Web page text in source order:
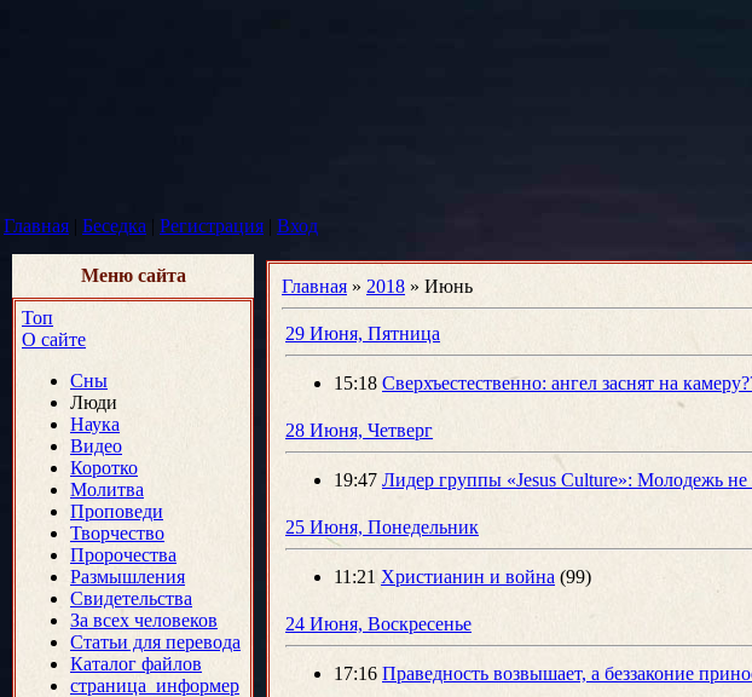
Главная | Беседка | Регистрация | Вход
Меню сайта
Топ
О сайте
Сны
Люди
Наука
Видео
Коротко
Молитва
Проповеди
Творчество
Пророчества
Размышления
Свидетельства
За всех человеков
Статьи для перевода
Каталог файлов
страница_информер
Главная » 2018 » Июнь
29 Июня, Пятница
15:18 Сверхъестественно: ангел заснят на
28 Июня, Четверг
19:47 Лидер группы «Jesus Culture»: Молодежь
25 Июня, Понедельник
11:21 Христианин и война (99)
24 Июня, Воскресенье
17:16 Праведность возвышает, а беззаконие